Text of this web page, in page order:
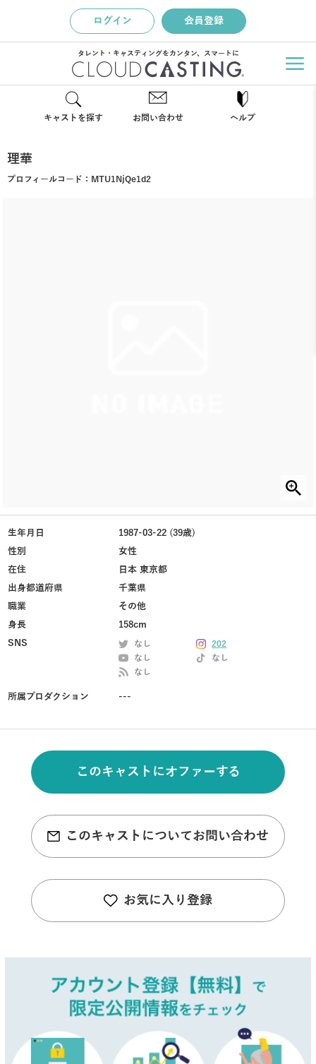
ログイン 会員登録
タレント・キャスティングをカンタン、スマートに
キャストを探す お問い合わせ ヘルプ
理華
プロフィールコード： MTU1NjQe1d2
生年月日
1987-03-22 (39歳)
性別
女性
在住
日本 東京都
出身都道府県
千葉県
職業
その他
身長
158cm
SNS
なし
202
なし
なし
なし
所属プロダクション ---
このキャストにオファーする
このキャストについてお問い合わせ
お気に入り登録